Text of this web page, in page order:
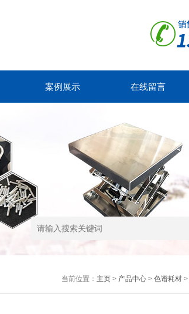
案例展示 在线留言
当前位置： 主页> 产品中心> 色谱耗材>